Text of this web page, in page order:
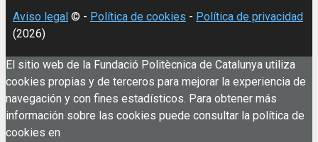
Aviso legal © - Política de cookies - Política de privacidad
(2026)
El sitio web de la Fundació Politècnica de Catalunya utiliza
cookies propias y de terceros para mejorar la experiencia de
navegación y con fines estadísticos. Para obtener más
información sobre las cookies puede consultar la política de
cookies en